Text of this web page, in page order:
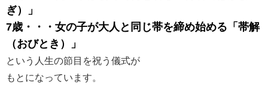
ぎ）」
7歳・・・女の子が大人と同じ帯を締め始める「帯解
（おびとき）」
という人生の節目を祝う儀式が
もとになっています。